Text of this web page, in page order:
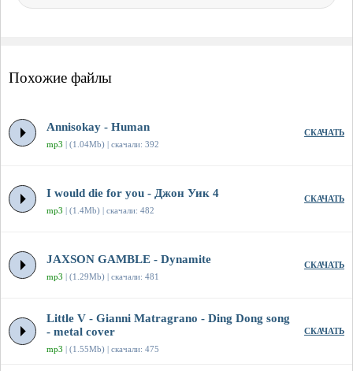
Похожие файлы
Annisokay - Human
mp3 | (1.04Mb) | скачали: 392
СКАЧАТЬ
I would die for you - Джон Уик 4
mp3 | (1.4Mb) | скачали: 482
СКАЧАТЬ
JAXSON GAMBLE - Dynamite
mp3 | (1.29Mb) | скачали: 481
СКАЧАТЬ
Little V - Gianni Matragrano - Ding Dong song
- metal cover
mp3 | (1.55Mb) | скачали: 475
СКАЧАТЬ